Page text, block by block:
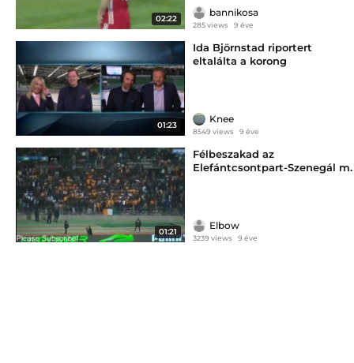
02:22
bannikosa
285 views 9 éve
01:23
Ida Björnstad riportert
eltalálta a korong
Knee
8549 views 9 éve
01:21
Félbeszakad az
Elefántcsontpart-Szenegál m.
Elbow
3239 views 9 éve